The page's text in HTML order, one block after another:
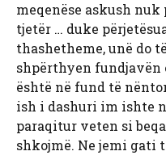
meqenëse askush
tjetër … duke
thashetheme, unë do
shpërthyen fundjavën
është në fund të
ish i dashuri im ishte
paraqitur veten si
shkojmë. Ne jemi gati